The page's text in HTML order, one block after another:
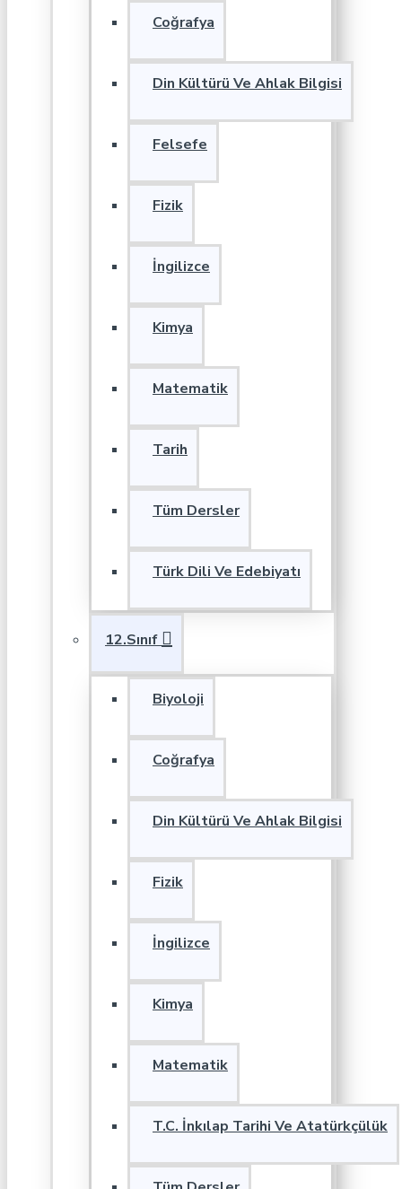
Coğrafya
Din Kültürü Ve Ahlak Bilgisi
Felsefe
Fizik
İngilizce
Kimya
Matematik
Tarih
Tüm Dersler
Türk Dili Ve Edebiyatı
12.Sınıf
Biyoloji
Coğrafya
Din Kültürü Ve Ahlak Bilgisi
Fizik
İngilizce
Kimya
Matematik
T.C. İnkılap Tarihi Ve Atatürkçülük